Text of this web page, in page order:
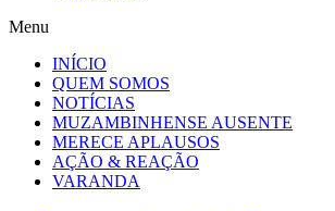
Menu
INÍCIO
QUEM SOMOS
NOTÍCIAS
MUZAMBINHENSE AUSENTE
MERECE APLAUSOS
AÇÃO & REAÇÃO
VARANDA